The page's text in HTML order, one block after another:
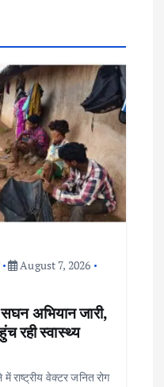
August 7, 2026
अभियान जारी,
रही स्वास्थ्य
वेक्टर जनित रोग